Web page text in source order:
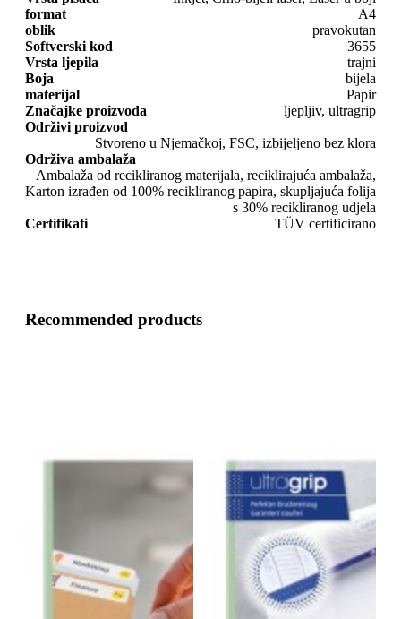
format
A4
oblik
pravokutan
Softverski kod
3655
Vrsta ljepila
trajni
Boja
bijela
materijal
Papir
Značajke proizvoda
ljepljiv, ultragrip
Održivi proizvod
Stvoreno u Njemačkoj, FSC, izbijeljeno bez klora
Održiva ambalaža
Ambalaža od recikliranog materijala, reciklirajuća ambalaža,
Karton izrađen od 100% recikliranog papira, skupljajuća folija
s 30% recikliranog udjela
Certifikati
TÜV certificirano
Recommended products